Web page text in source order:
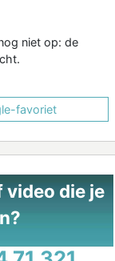
niet op: de
favoriet
video die je